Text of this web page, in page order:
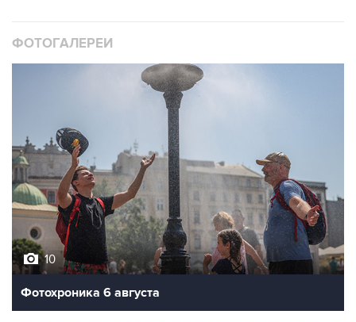
ФОТОГАЛЕРЕИ
10
Фотохроника 6 августа